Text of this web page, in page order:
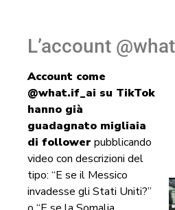
L’account
Account come
@what.if_ai su TikTok
hanno già
guadagnato migliaia
di follower pubblicando
video con descrizioni del
tipo: “E se il Messico
invadesse gli Stati Uniti?”